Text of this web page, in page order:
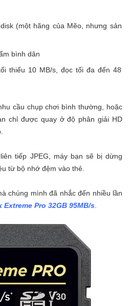
(một hãng của Mẽo, nhưng sản
bình dân
thiểu 10 MB/s, đọc tối đa đến 48
cầu chụp chơi bình thường, hoặc
chỉ được quay ở độ phân giải HD
tiếp JPEG, máy bạn sẽ bị dừng
từ bộ nhớ đệm vào thẻ.
chúng mình đã nhắc đến nhiều lần
Extreme Pro 32GB 95MB/s.